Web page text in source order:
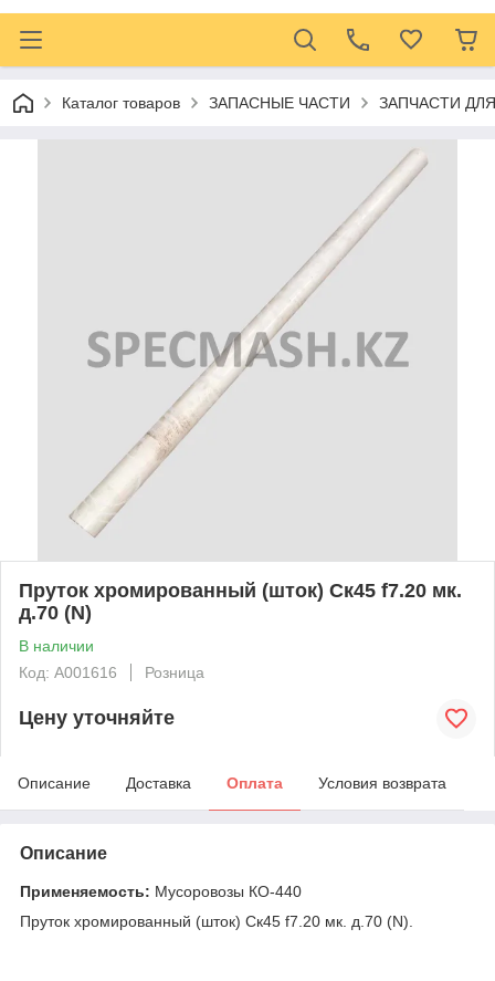
Каталог товаров ЗАПАСНЫЕ ЧАСТИ ЗАПЧАСТИ
Пруток хромированный (шток) Ск45 f7.20 мк.
д.70 (N)
В наличии
Код: А001616
Розница
Цену уточняйте
Описание Доставка Оплата Условия возврата
Описание
Применяемость: Мусоровозы КО-440
Пруток хромированный (шток) Ск45 f7.20 мк. д.70 (N).